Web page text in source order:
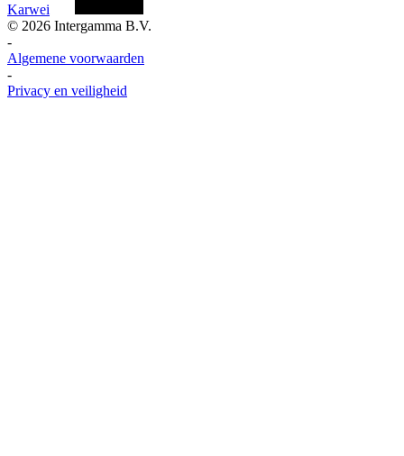
Karwei
© 2026 Intergamma B.V.
-
Algemene voorwaarden
-
Privacy en veiligheid